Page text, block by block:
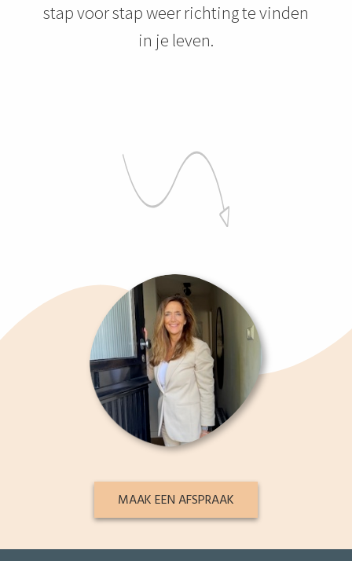
stap voor stap weer richting te vinden
in je leven.
MAAK EEN AFSPRAAK